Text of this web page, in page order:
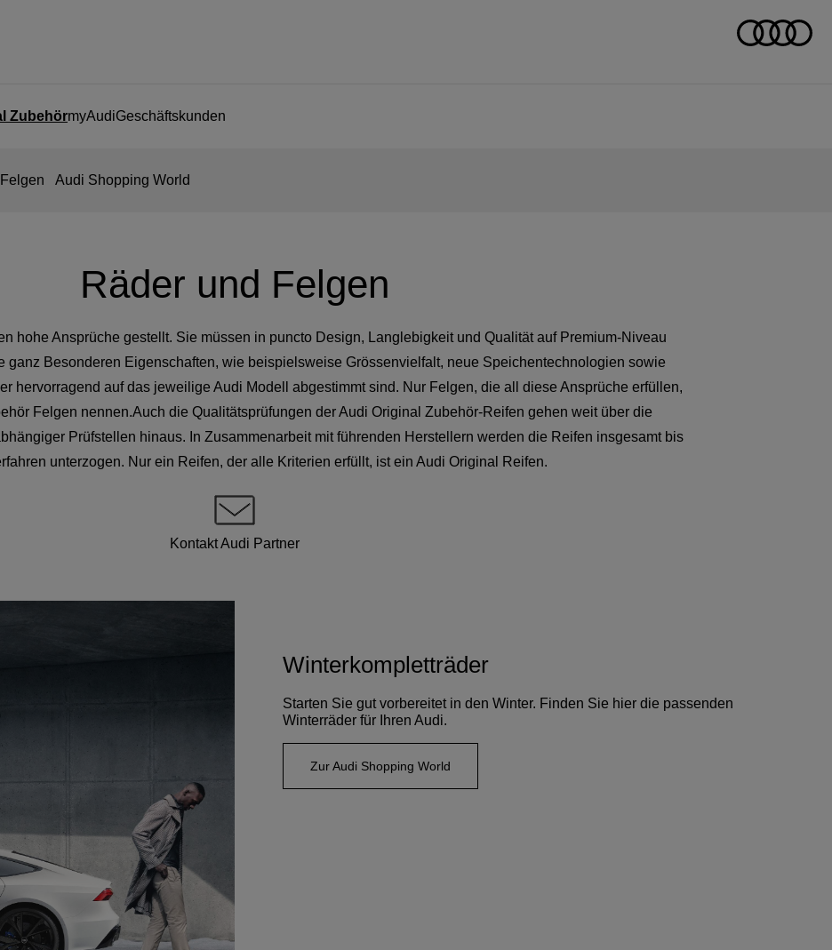
ZubehörmyAudiGeschäftskunden
Audi Shopping World
Räder und Felgen
hohe Ansprüche gestellt. Sie müssen in puncto Design, Langlebigkeit und Qualität auf Premium-Niveau
ganz Besonderen Eigenschaften, wie beispielsweise Grössenvielfalt, neue Speichentechnologien sowie
hervorragend auf das jeweilige Audi Modell abgestimmt sind. Nur Felgen, die all diese Ansprüche erfüllen,
Felgen nennen.Auch die Qualitätsprüfungen der Audi Original Zubehör-Reifen gehen weit über die
Prüfstellen hinaus. In Zusammenarbeit mit führenden Herstellern werden die Reifen insgesamt bis
unterzogen. Nur ein Reifen, der alle Kriterien erfüllt, ist ein Audi Original Reifen.
Kontakt Audi Partner
Winterkompletträder
Starten Sie gut vorbereitet in den Winter. Finden Sie hier die passenden
Winterräder für Ihren Audi.
Zur Audi Shopping World